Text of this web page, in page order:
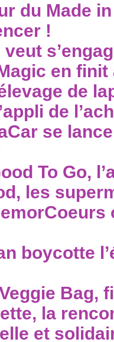
du Made
!
veut
en
de
de
se
To Go,
les
boycotte
Bag,
la
et